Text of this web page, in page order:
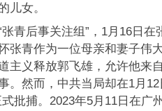
儿女。
青后事关注组”，1月16日在
张青作为一位母亲和妻子伟
主义释放郭飞雄，允许他来
。然而，中共当局却在1月12
批捕。2023年5月11日在广